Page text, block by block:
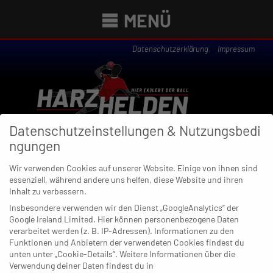
MENÜ
Datenschutzerklärung Impressum
Newsübersicht
06. FEBRUAR 2024
Träume in Gummersbach, Druck
beim BHC
Datenschutzeinstellungen & Nutzungsbedi
ngungen
Wir verwenden Cookies auf unserer Website. Einige von ihnen sind
essenziell, während andere uns helfen, diese Website und ihren
Inhalt zu verbessern.
Insbesondere verwenden wir den Dienst „GoogleAnalytics“ der
Google Ireland Limited. Hier können personenbezogene Daten
verarbeitet werden (z. B. IP-Adressen). Informationen zu den
Funktionen und Anbietern der verwendeten Cookies findest du
unten unter „Cookie-Details“. Weitere Informationen über die
Verwendung deiner Daten findest du in